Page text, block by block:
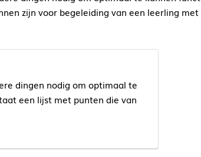
zijn voor begeleiding van een leerling
dingen nodig om optimaal te
een lijst met punten die van